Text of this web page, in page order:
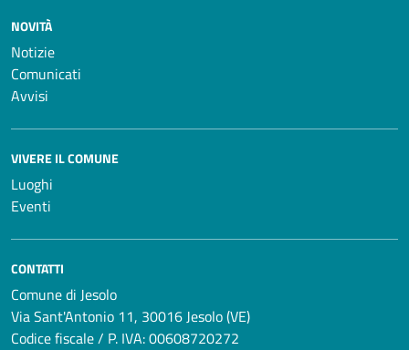
NOVITÀ
Notizie
Comunicati
Avvisi
VIVERE IL COMUNE
Luoghi
Eventi
CONTATTI
Comune di Jesolo
Via Sant'Antonio 11, 30016 Jesolo (VE)
Codice fiscale / P. IVA: 00608720272